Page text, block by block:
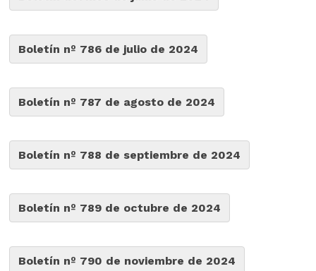
Boletín nº 786 de julio de 2024
Boletín nº 787 de agosto de 2024
Boletín nº 788 de septiembre de 2024
Boletín nº 789 de octubre de 2024
Boletín nº 790 de noviembre de 2024